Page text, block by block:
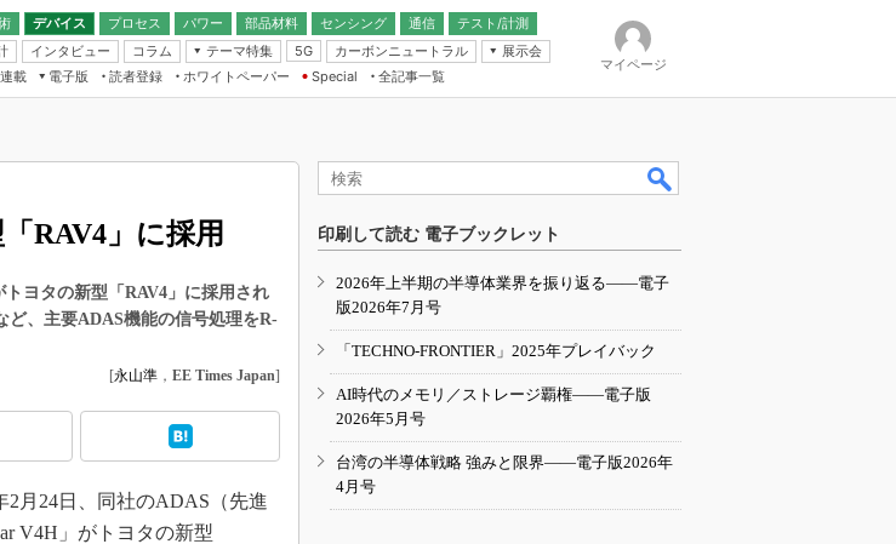
デバイス
プロセス パワー 部品材料 センシング
通信
無線
テスト/計測
インタビュー コラム
テーマ特集
ルAI
（EE Times Research）
ロニクス入門（EDN
5G カーボンニュートラル
展示会
IoT・エッジコンピューティング
EXPO
TECHNO-FRONTIER
人とくるま展
連載
電子版
読者登録 ホワイトペーパー
Special
全記事一覧
マイページ
RAV4」に採用
ヨタの新型「RAV4」に採用され
ど、主要ADAS機能の信号処理をR-
[永山準 ， EE Times Japan]
月24日、同社のADAS（先進
V4H」がトヨタの新型
印刷して読む 電子ブックレット
2026年上半期の半導体業界を振り返る――電子
版2026年7月号
「TECHNO-FRONTIER」2025年プレイバック
AI時代のメモリ／ストレージ覇権――電子版
2026年5月号
台湾の半導体戦略 強みと限界――電子版2026年
4月号